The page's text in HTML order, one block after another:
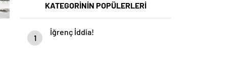
KATEGORİNİN POPÜLERLERİ
1
İğrenç İddia!